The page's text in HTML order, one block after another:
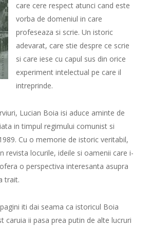
care cere respect atunci cand este
vorba de domeniul in care
profeseaza si scrie. Un istoric
adevarat, care stie despre ce scrie
si care iese cu capul sus din orice
experiment intelectual pe care il
intreprinde.
Lucian Boia isi aduce aminte de
in timpul regimului comunist si
Cu o memorie de istoric veritabil,
revista locurile, ideile si oamenii care i-
o perspectiva interesanta asupra
trait.
iti dai seama ca istoricul Boia
caruia ii pasa prea putin de alte lucruri